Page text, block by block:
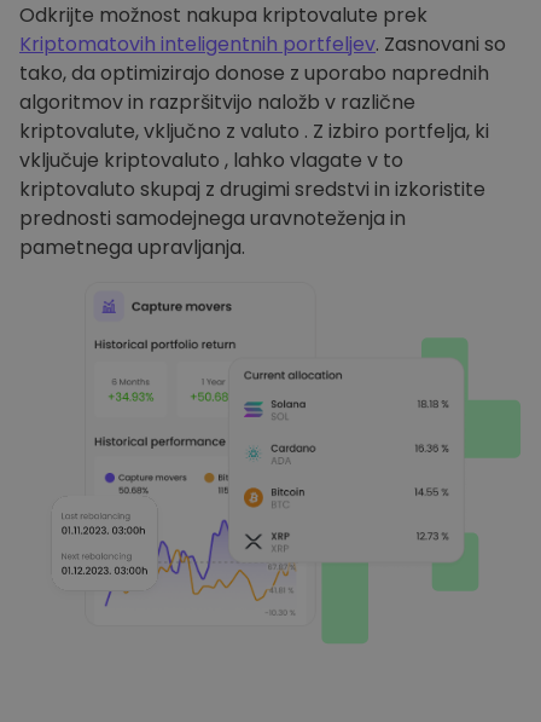
Odkrijte možnost nakupa kriptovalute prek
Kriptomatovih inteligentnih portfeljev. Zasnovani so
tako, da optimizirajo donose z uporabo naprednih
algoritmov in razpršitvijo naložb v različne
kriptovalute, vključno z valuto . Z izbiro portfelja, ki
vključuje kriptovaluto , lahko vlagate v to
kriptovaluto skupaj z drugimi sredstvi in izkoristite
prednosti samodejnega uravnoteženja in
pametnega upravljanja.